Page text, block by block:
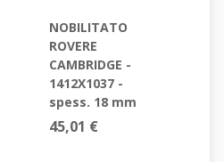
NOBILITATO
ROVERE
CAMBRIDGE -
1412X1037 -
spess. 18 mm
45,01 €